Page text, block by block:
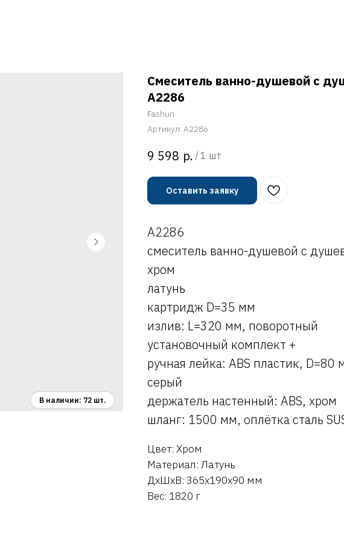
Смеситель ванно-душевой с
A2286
Fashun
Артикул: A2286
9 598 р. /1 шт
Оставить заявку
A2286
смеситель ванно-душевой с
хром
латунь
картридж D=35 мм
излив: L=320 мм, поворотный
установочный комплект +
ручная лейка: ABS пластик,
серый
держатель настенный: ABS, хром
шланг: 1500 мм, оплётка сталь
Цвет: Хром
Материал: Латунь
ДxШxВ: 365x190x90 мм
Вес: 1820 г